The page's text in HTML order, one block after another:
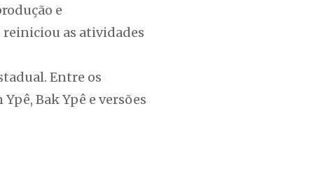
e
as atividades
Entre os
Bak Ypê e versões